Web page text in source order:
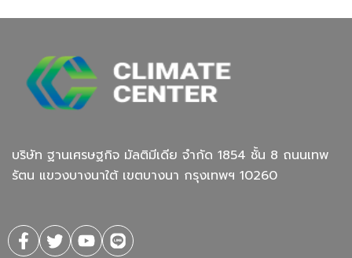
บริษัท ฐานเศรษฐกิจ มัลติมีเดีย จํากัด 1854 ชั้น 8 ถนนเทพ
รัตน แขวงบางนาใต้ เขตบางนา กรุงเทพฯ 10260